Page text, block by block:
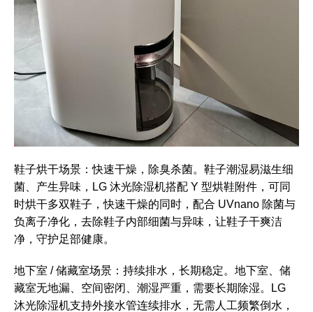
鞋子烘干场景：快速干燥，除臭杀菌。鞋子潮湿易滋生细
菌、产生异味，LG 沐光除湿机搭配 Y 型烘鞋附件，可同
时烘干多双鞋子，快速干燥的同时，配合 UVnano 除菌与
负离子净化，去除鞋子内部细菌与异味，让鞋子干爽洁
净，守护足部健康。
地下室 / 储藏室场景：持续排水，长期稳定。地下室、储
藏室无地漏、空间密闭、潮湿严重，需要长期除湿。LG
沐光除湿机支持外接水管连续排水，无需人工频繁倒水，